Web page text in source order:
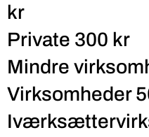
kr
Private 300 kr
Mindre
Virksomheder